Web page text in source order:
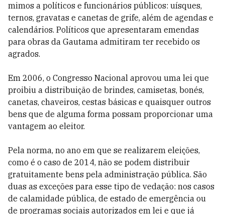
mimos a políticos e funcionários públicos: uísques,
ternos, gravatas e canetas de grife, além de agendas e
calendários. Políticos que apresentaram emendas
para obras da Gautama admitiram ter recebido os
agrados.
Em 2006, o Congresso Nacional aprovou uma lei que
proibiu a distribuição de brindes, camisetas, bonés,
canetas, chaveiros, cestas básicas e quaisquer outros
bens que de alguma forma possam proporcionar uma
vantagem ao eleitor.
Pela norma, no ano em que se realizarem eleições,
como é o caso de 2014, não se podem distribuir
gratuitamente bens pela administração pública. São
duas as exceções para esse tipo de vedação: nos casos
de calamidade pública, de estado de emergência ou
de programas sociais autorizados em lei e que já